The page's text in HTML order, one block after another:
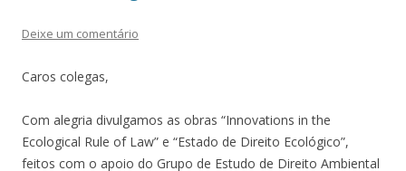
Deixe um comentário
Caros colegas,
Com alegria divulgamos as obras “Innovations in the
Ecological Rule of Law” e “Estado de Direito Ecológico”,
feitos com o apoio do Grupo de Estudo de Direito Ambiental